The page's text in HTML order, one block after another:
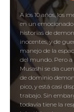
A los 10 años, los
en un
historias de
inocentes, y de
manejo de la
del mundo. Pero a
Musashi se da
de dominio
pico, y está casi
trabajo. Sin
todavía tiene la